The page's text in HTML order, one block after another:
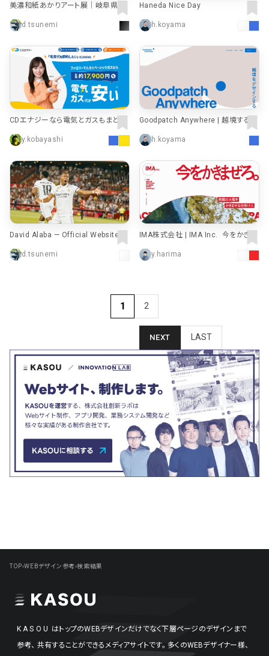
美濃和紙あかりアート展｜岐阜県美
d.tsunemi
Haneda Nice Day
h.koyama
CDエナジーなら電気とガスもまとめ
て便利｜株式会社CDエナジーダイレ
クトy.kobayashi
Goodpatch Anywhere | 越境するデ
h.koyama
David Alaba — Official Website
d.tsunemi
IMA株式会社 | IMA Inc. 今をかきま
y.harima
1 2
LAST
TOP›WEBデザイン参考›検索結果
KASOU はトップのWEBデザインだけでなく下層ページのデザインまで
参考、 共有することができるメディアサイトです。 多くのWEBデザイナー様、